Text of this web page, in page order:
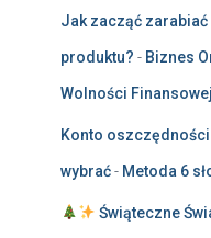
Jak zacząć zarabiać
produktu? - Biznes
Wolności
Konto
wybrać- Metoda 6
Świąteczne